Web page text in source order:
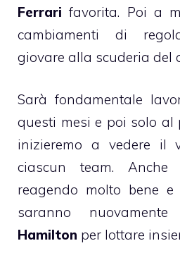
Ferrari favorita. Poi a
cambiamenti di
giovare alla scuderia del
Sarà fondamentale
questi mesi e poi solo al
inizieremo a vedere il
ciascun team.
reagendo molto bene e
saranno
Hamilton per lottare